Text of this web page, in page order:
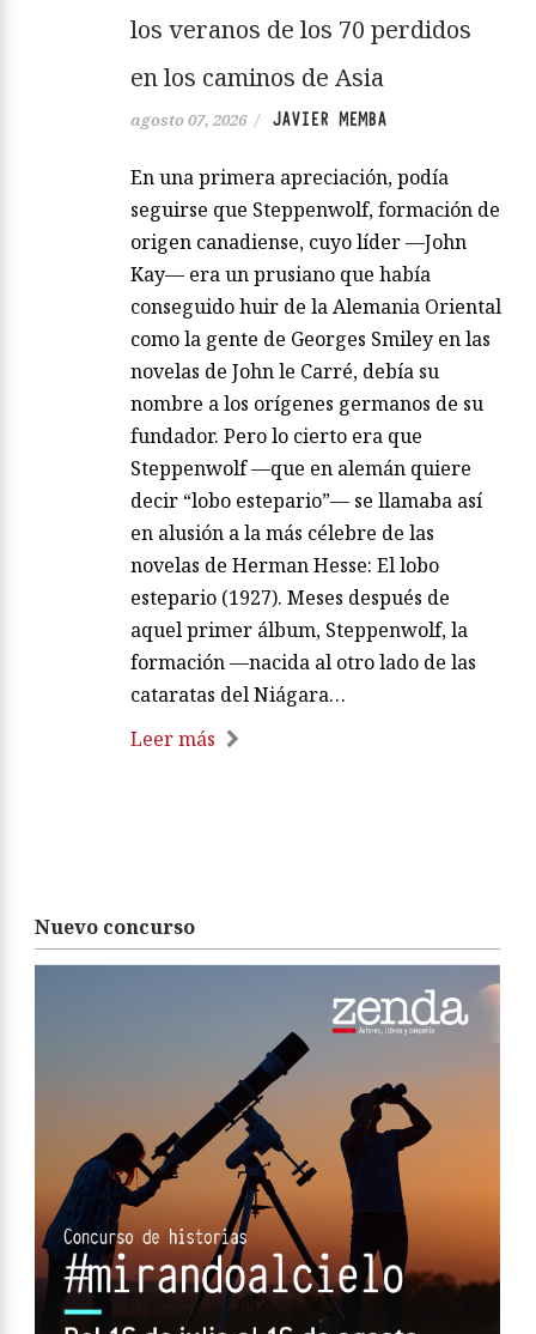
los veranos de los 70 perdidos
en los caminos de Asia
agosto 07, 2026 / JAVIER MEMBA
En una primera apreciación, podía
seguirse que Steppenwolf, formación de
origen canadiense, cuyo líder —John
Kay— era un prusiano que había
conseguido huir de la Alemania Oriental
como la gente de Georges Smiley en las
novelas de John le Carré, debía su
nombre a los orígenes germanos de su
fundador. Pero lo cierto era que
Steppenwolf —que en alemán quiere
decir “lobo estepario”— se llamaba así
en alusión a la más célebre de las
novelas de Herman Hesse: El lobo
estepario (1927). Meses después de
aquel primer álbum, Steppenwolf, la
formación —nacida al otro lado de las
cataratas del Niágara…
Leer más
Nuevo concurso